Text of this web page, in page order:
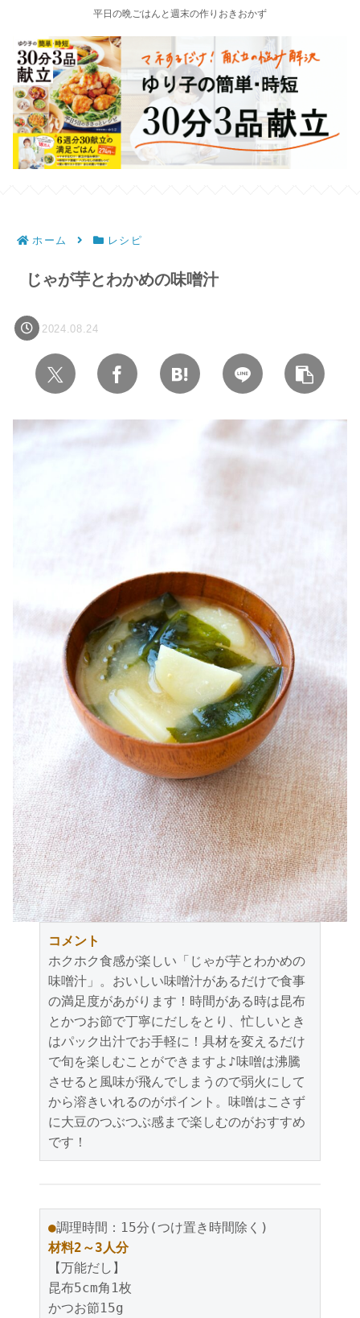
平日の晩ごはんと週末の作りおきおかず
ホーム レシピ
じゃが芋とわかめの味噌汁
2024.08.24
コメント
ホクホク食感が楽しい「じゃが芋とわかめの
味噌汁」。おいしい味噌汁があるだけで食事
の満足度があがります！時間がある時は昆布
とかつお節で丁寧にだしをとり、忙しいとき
はパック出汁でお手軽に！具材を変えるだけ
で旬を楽しむことができますよ♪味噌は沸騰
させると風味が飛んでしまうので弱火にして
から溶きいれるのがポイント。味噌はこさず
に大豆のつぶつぶ感まで楽しむのがおすすめ
です！
●調理時間：15分(つけ置き時間除く)
材料2～3人分
【万能だし】
昆布5cm角1枚
かつお節15g